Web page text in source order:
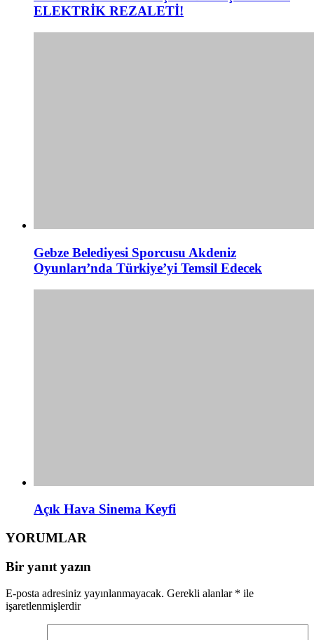
ELEKTRİK REZALETİ!
Gebze Belediyesi Sporcusu Akdeniz
Oyunları’nda Türkiye’yi Temsil Edecek
Açık Hava Sinema Keyfi
YORUMLAR
Bir yanıt yazın
E-posta adresiniz yayınlanmayacak. Gerekli alanlar * ile
işaretlenmişlerdir